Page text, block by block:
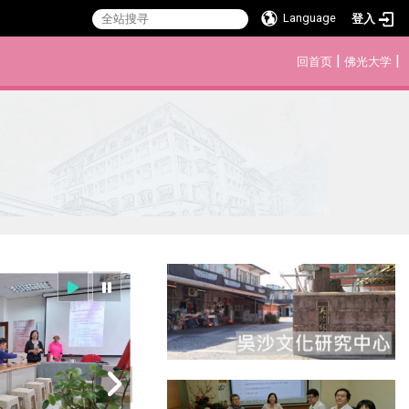
Language 登入
回首页 | 佛光大学 |